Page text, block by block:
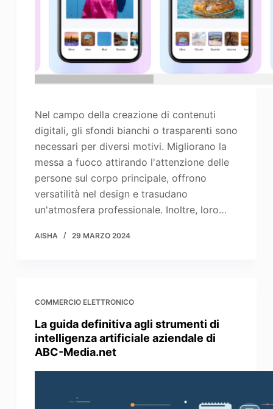
Nel campo della creazione di contenuti
digitali, gli sfondi bianchi o trasparenti sono
necessari per diversi motivi. Migliorano la
messa a fuoco attirando l'attenzione delle
persone sul corpo principale, offrono
versatilità nel design e trasudano
un'atmosfera professionale. Inoltre, loro…
AISHA 29 MARZO 2024
COMMERCIO ELETTRONICO
La guida definitiva agli strumenti di
intelligenza artificiale aziendale di
ABC-Media.net